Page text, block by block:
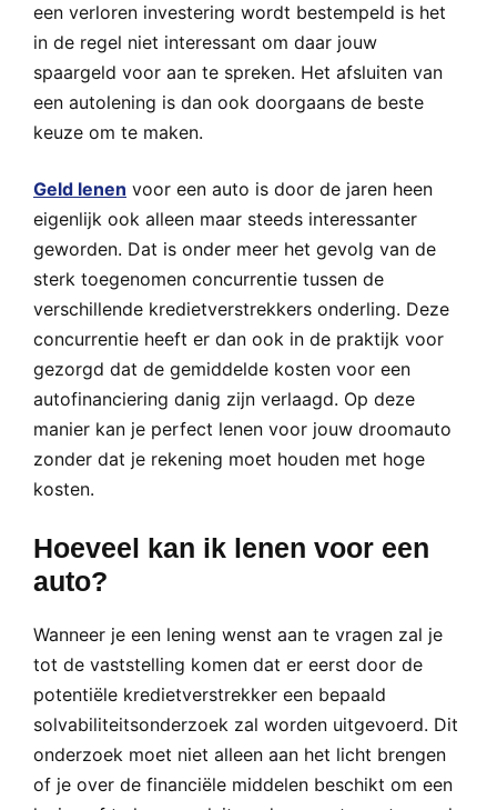
een verloren investering wordt bestempeld is het
in de regel niet interessant om daar jouw
spaargeld voor aan te spreken. Het afsluiten van
een autolening is dan ook doorgaans de beste
keuze om te maken.
Geld lenen voor een auto is door de jaren heen
eigenlijk ook alleen maar steeds interessanter
geworden. Dat is onder meer het gevolg van de
sterk toegenomen concurrentie tussen de
verschillende kredietverstrekkers onderling. Deze
concurrentie heeft er dan ook in de praktijk voor
gezorgd dat de gemiddelde kosten voor een
autofinanciering danig zijn verlaagd. Op deze
manier kan je perfect lenen voor jouw droomauto
zonder dat je rekening moet houden met hoge
kosten.
Hoeveel kan ik lenen voor een
auto?
Wanneer je een lening wenst aan te vragen zal je
tot de vaststelling komen dat er eerst door de
potentiële kredietverstrekker een bepaald
solvabiliteitsonderzoek zal worden uitgevoerd. Dit
onderzoek moet niet alleen aan het licht brengen
of je over de financiële middelen beschikt om een